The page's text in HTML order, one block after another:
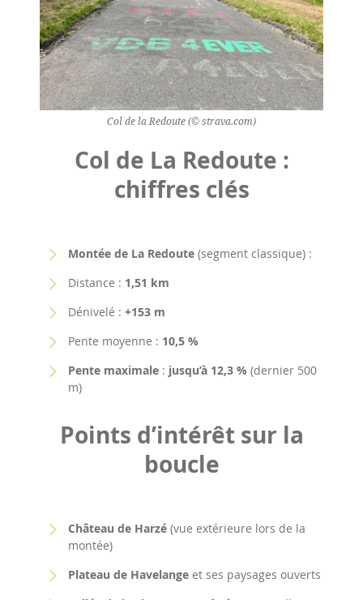
Col de la Redoute (© strava.com)
Col de La Redoute :
chiffres clés
Montée de La Redoute (segment classique) :
Distance : 1,51 km
Dénivelé : +153 m
Pente moyenne : 10,5 %
Pente maximale : jusqu’à 12,3 % (dernier 500
m)
Points d’intérêt sur la
boucle
Château de Harzé (vue extérieure lors de la
montée)
Plateau de Havelange et ses paysages ouverts